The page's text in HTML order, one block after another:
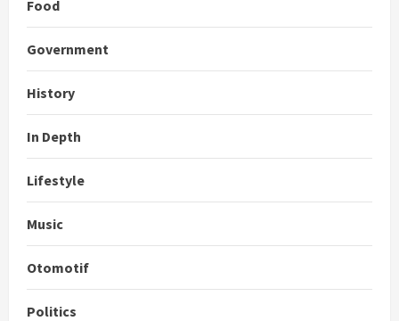
Food
Government
History
In Depth
Lifestyle
Music
Otomotif
Politics